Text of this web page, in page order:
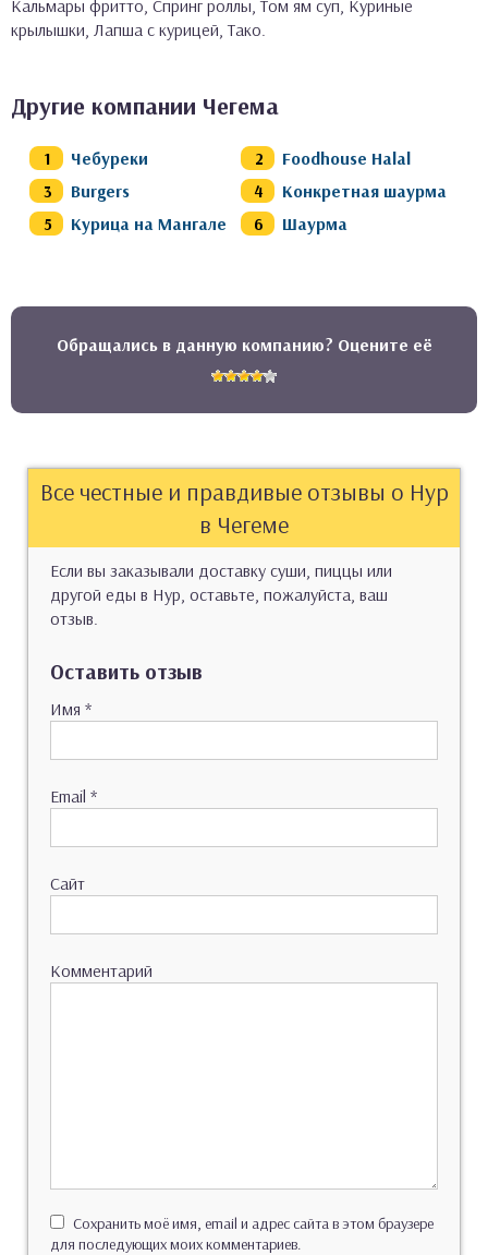
Кальмары фритто, Спринг роллы, Том ям суп, Куриные
крылышки, Лапша с курицей, Тако.
Другие компании Чегема
Чебуреки
Foodhouse Halal
Burgers
Конкретная шаурма
Курица на Мангале
Шаурма
Обращались в данную компанию? Оцените её
Все честные и правдивые отзывы о Нур
в Чегеме
Если вы заказывали доставку суши, пиццы или
другой еды в Нур, оставьте, пожалуйста, ваш
отзыв.
Оставить отзыв
Имя *
Email *
Сайт
Комментарий
Сохранить моё имя, email и адрес сайта в этом браузере
для последующих моих комментариев.